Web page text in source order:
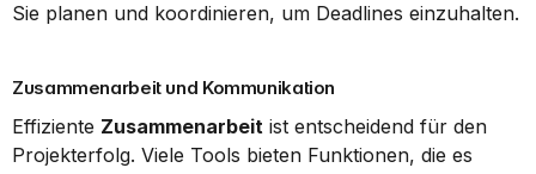
Sie planen und koordinieren, um Deadlines einzuhalten.
Zusammenarbeit und Kommunikation
Effiziente Zusammenarbeit ist entscheidend für den
Projekterfolg. Viele Tools bieten Funktionen, die es